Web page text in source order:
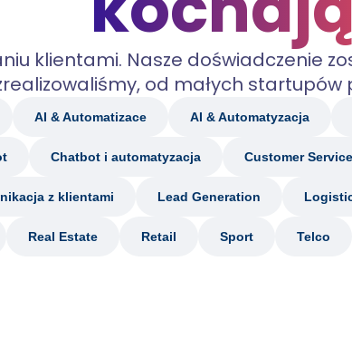
klientami. Nasze doświadczenie
od małych startupów
AI & Automatizace AI & Automatyzacja
Chatbot i automatyzacja Customer Service
z klientami Lead Generation
Real Estate Retail Sport Telco